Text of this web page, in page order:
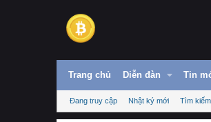
Trang chủ Diễn đàn Tin
Đang truy cập Nhật ký mới Tìm kiếm